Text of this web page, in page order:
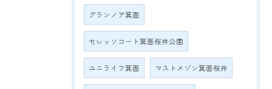
グランノア箕面
セレッソコート箕面桜井公園
ユニライフ箕面 マストメゾン箕面桜井